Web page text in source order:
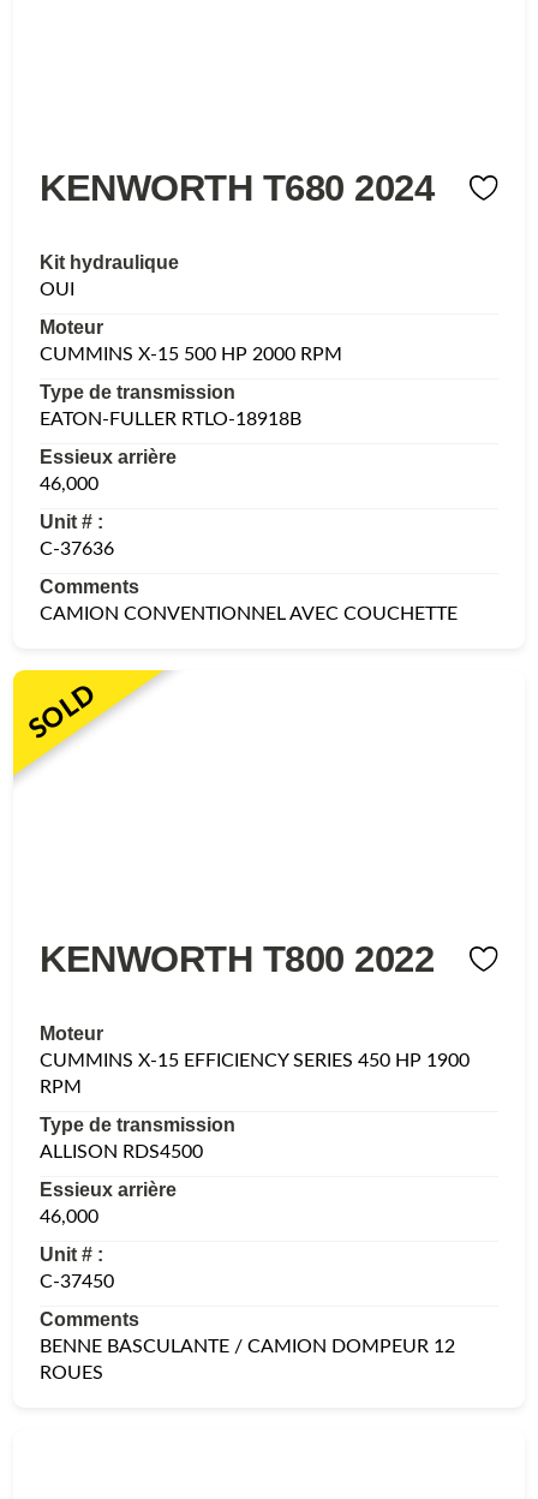
KENWORTH T680 2024
Kit hydraulique
OUI
Moteur
CUMMINS X-15 500 HP 2000 RPM
Type de transmission
EATON-FULLER RTLO-18918B
Essieux arrière
46,000
Unit # :
C-37636
Comments
CAMION CONVENTIONNEL AVEC COUCHETTE
SOLD
KENWORTH T800 2022
Moteur
CUMMINS X-15 EFFICIENCY SERIES 450 HP 1900
RPM
Type de transmission
ALLISON RDS4500
Essieux arrière
46,000
Unit # :
C-37450
Comments
BENNE BASCULANTE / CAMION DOMPEUR 12
ROUES